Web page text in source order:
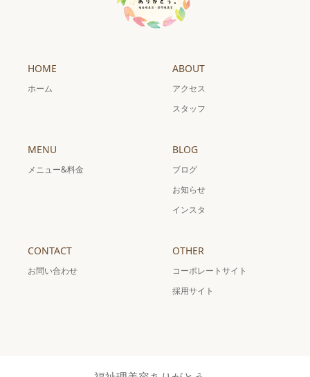
HOME
ホーム
ABOUT
アクセス
スタッフ
MENU
メニュー&料金
BLOG
ブログ
お知らせ
インスタ
CONTACT
お問い合わせ
OTHER
コーポレートサイト
採用サイト